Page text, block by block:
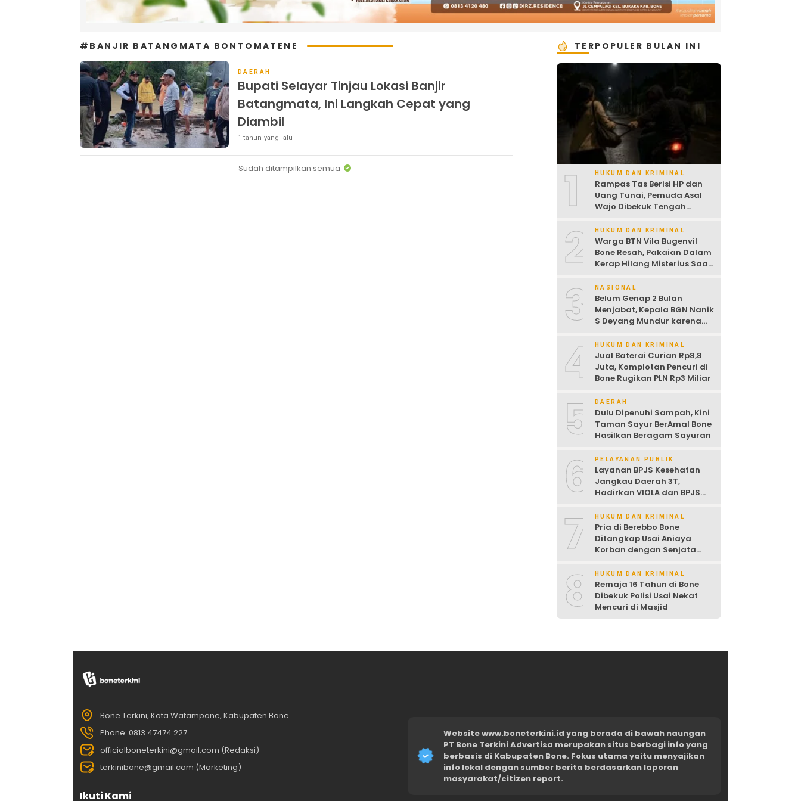
#BANJIR BATANGMATA BONTOMATENE
DAERAH
Bupati Selayar Tinjau Lokasi Banjir
Batangmata, Ini Langkah Cepat yang
Diambil
1 tahun yang lalu
Sudah ditampilkan semua
TERPOPULER BULAN INI
1 HUKUM DAN KRIMINAL
Rampas Tas Berisi HP dan
Uang Tunai, Pemuda Asal
Wajo Dibekuk Tengah
2 HUKUM DAN KRIMINAL
Warga BTN Vila Bugenvil
Bone Resah, Pakaian Dalam
Kerap Hilang Misterius Saat
3 NASIONAL
Belum Genap 2 Bulan
Menjabat, Kepala BGN Nanik
S Deyang Mundur karena
4 HUKUM DAN KRIMINAL
Jual Baterai Curian Rp8,8
Juta, Komplotan Pencuri di
Bone Rugikan PLN Rp3 Miliar
5 DAERAH
Dulu Dipenuhi Sampah, Kini
Taman Sayur BerAmal Bone
Hasilkan Beragam Sayuran
6 PELAYANAN PUBLIK
Layanan BPJS Kesehatan
Jangkau Daerah 3T,
Hadirkan VIOLA dan BPJS
Akses JKN
7 HUKUM DAN KRIMINAL
Pria di Berebbo Bone
Ditangkap Usai Aniaya
Korban dengan Senjata
8 HUKUM DAN KRIMINAL
Remaja 16 Tahun di Bone
Dibekuk Polisi Usai Nekat
Mencuri di Masjid
Bone Terkini, Kota Watampone, Kabupaten Bone
Phone: 0813 47474 227
officialboneterkini@gmail.com (Redaksi)
terkinibone@gmail.com (Marketing)
Ikuti Kami
Website www.boneterkini.id yang berada di bawah naungan
PT Bone Terkini Advertisa merupakan situs berbagi info yang
berbasis di Kabupaten Bone. Fokus utama yaitu menyajikan
info lokal dengan sumber berita berdasarkan laporan
masyarakat/citizen report.